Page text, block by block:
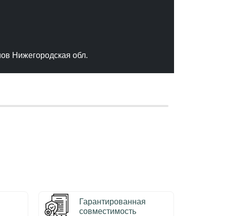
Нижегородская обл.
Гарантированная
совместимость